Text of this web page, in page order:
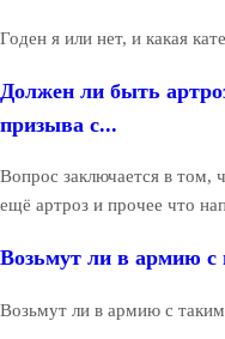
Годен я или нет, и какая
Должен ли быть
призыва с...
Вопрос заключается в том,
ещё артроз и прочее что
Возьмут ли в армию с
Возьмут ли в армию с